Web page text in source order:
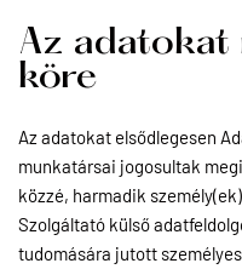
Az adatokat
köre
Az adatokat elsődlegesen
munkatársai jogosultak
közzé, harmadik
Szolgáltató külső
tudomására jutott